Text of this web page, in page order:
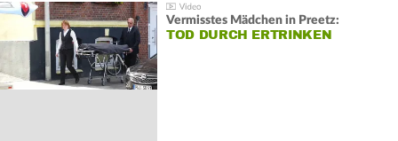
Vermisstes Mädchen in Preetz:
TOD DURCH ERTRINKEN